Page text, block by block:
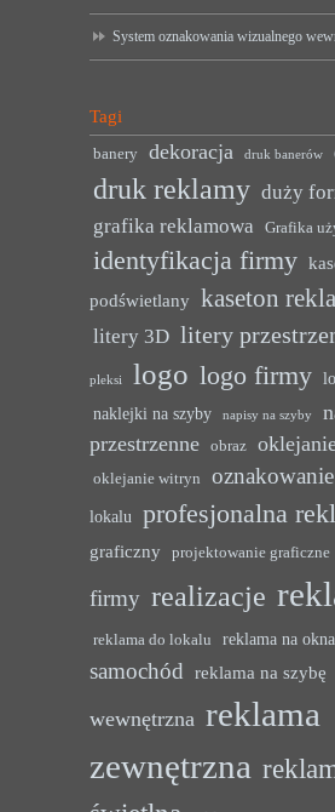
System oznakowania wizualnego
Tagi
banery dekoracja druk banerów
druk reklamy duży
grafika reklamowa Grafika
identyfikacja firmy
podświetlany kaseton
litery 3D litery
pleksi logo logo firmy
naklejki na szyby
napisy na szyby
przestrzenne
obraz
oklejanie witryn oznakowanie
lokalu profesjonalna
graficzny
projektowanie graficzne
firmy realizacje
reklama do lokalu reklama na okna
samochód reklama na szybę
wewnętrzna reklama
zewnętrzna